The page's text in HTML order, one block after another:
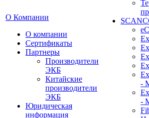
О Компании
О компании
Сертификаты
Партнеры
Производители
ЭКБ
Китайские
производители
ЭКБ
Юридическая
информация
-
-